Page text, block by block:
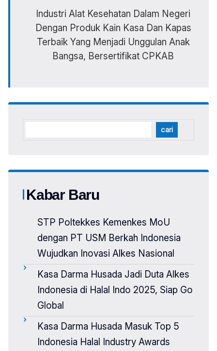
Industri Alat Kesehatan Dalam Negeri
Dengan Produk Kain Kasa Dan Kapas
Terbaik Yang Menjadi Unggulan Anak
Bangsa, Bersertifikat CPKAB
cari
Kabar Baru
STP Poltekkes Kemenkes MoU
dengan PT USM Berkah Indonesia
Wujudkan Inovasi Alkes Nasional
Kasa Darma Husada Jadi Duta Alkes
Indonesia di Halal Indo 2025, Siap Go
Global
Kasa Darma Husada Masuk Top 5
Indonesia Halal Industry Awards